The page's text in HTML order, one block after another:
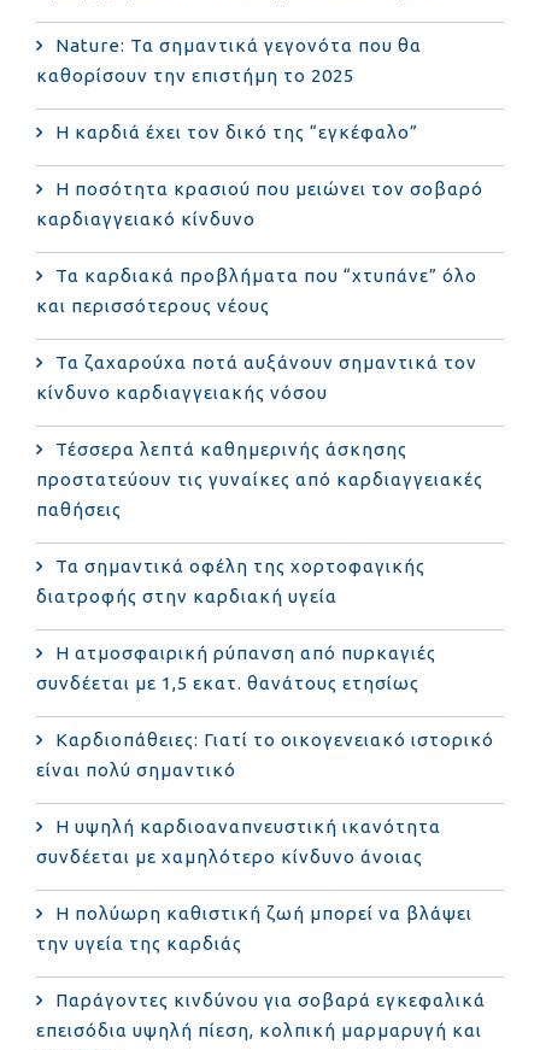
Nature: Τα σημαντικά γεγονότα που θα
καθορίσουν την επιστήμη το 2025
Η καρδιά έχει τον δικό της “εγκέφαλο”
Η ποσότητα κρασιού που μειώνει τον σοβαρό
καρδιαγγειακό κίνδυνο
Τα καρδιακά προβλήματα που “χτυπάνε” όλο
και περισσότερους νέους
Τα ζαχαρούχα ποτά αυξάνουν σημαντικά τον
κίνδυνο καρδιαγγειακής νόσου
Τέσσερα λεπτά καθημερινής άσκησης
προστατεύουν τις γυναίκες από καρδιαγγειακές
παθήσεις
Τα σημαντικά οφέλη της χορτοφαγικής
διατροφής στην καρδιακή υγεία
Η ατμοσφαιρική ρύπανση από πυρκαγιές
συνδέεται με 1,5 εκατ. θανάτους ετησίως
Καρδιοπάθειες: Γιατί το οικογενειακό ιστορικό
είναι πολύ σημαντικό
Η υψηλή καρδιοαναπνευστική ικανότητα
συνδέεται με χαμηλότερο κίνδυνο άνοιας
Η πολύωρη καθιστική ζωή μπορεί να βλάψει
την υγεία της καρδιάς
Παράγοντες κινδύνου για σοβαρά εγκεφαλικά
επεισόδια υψηλή πίεση, κολπική μαρμαρυγή και